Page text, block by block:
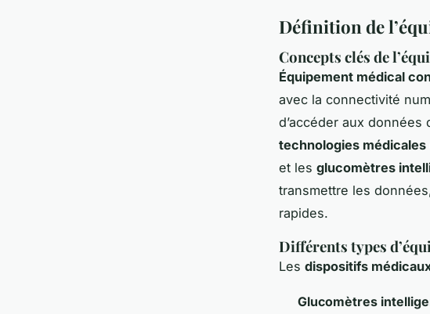
Définition de
Concepts clés de
Équipement médical
avec la connectivité
d’accéder aux
technologies médicales
et les glucomètres
transmettre les
rapides.
Différents types
Les dispositifs
Glucomètres